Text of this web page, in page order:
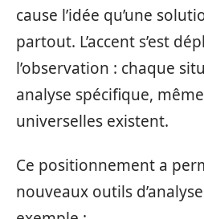
cause l’idée qu’une
partout. L’accent s’est
l’observation : chaque
analyse spécifique,
universelles existent.
Ce positionnement a
nouveaux outils